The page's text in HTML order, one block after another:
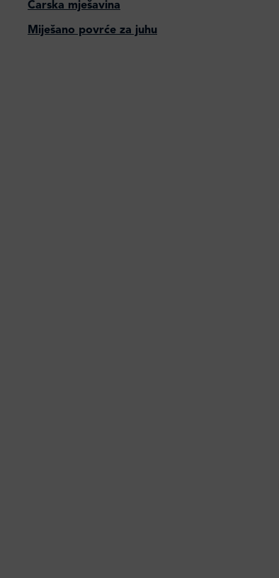
Carska mješavina
Miješano povrće za juhu